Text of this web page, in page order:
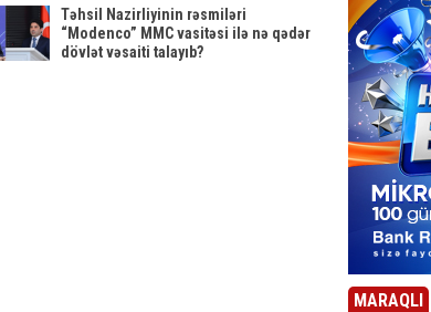
Təhsil Nazirliyinin rəsmiləri
“Modenco” MMC vasitəsi ilə nə qədər
dövlət vəsaiti talayıb?
MARAQLI